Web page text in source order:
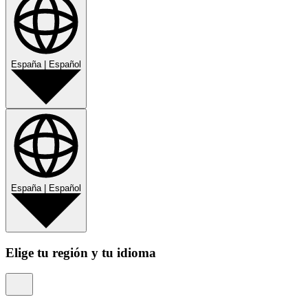
España| Español
España| Español
Elige tu región y tu idioma